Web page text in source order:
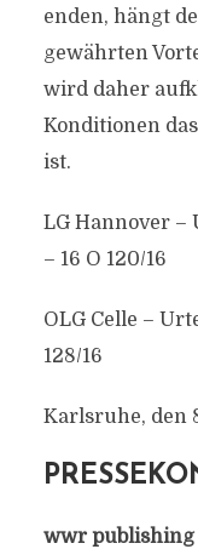
enden, hängt
gewährten
wird daher
Konditionen
ist.
LG Hannover –
– 16 O 120/16
OLG Celle –
128/16
Karlsruhe, den
wwr publishing